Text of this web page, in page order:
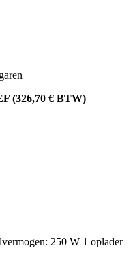
(326,70 € BTW)
250 W 1 oplader